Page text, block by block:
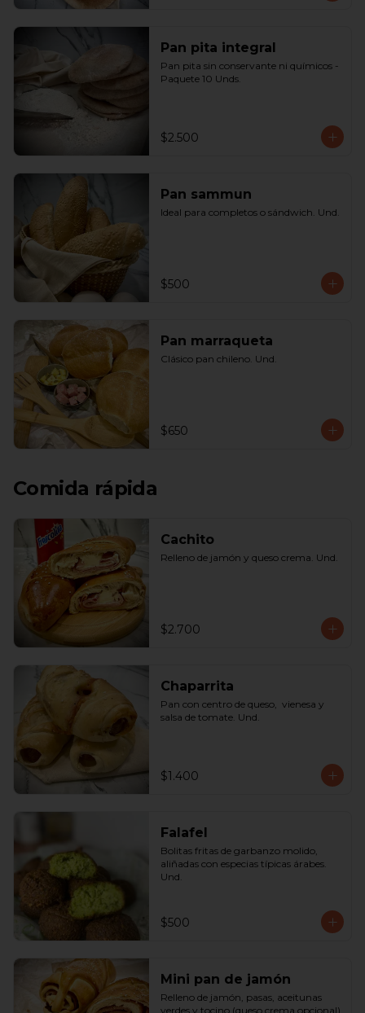
Pan pita integral
Pan pita sin conservante ni químicos -
Paquete 10 Unds.
$2.500
Pan sammun
Ideal para completos o sándwich. Und.
$500
Pan marraqueta
Clásico pan chileno. Und.
$650
Comida rápida
Cachito
Relleno de jamón y queso crema. Und.
$2.700
Chaparrita
Pan con centro de queso,  vienesa y
salsa de tomate. Und.
$1.400
Falafel
Bolitas fritas de garbanzo molido,
aliñadas con especias típicas árabes.
Und.
$500
Mini pan de jamón
Relleno de jamón, pasas, aceitunas
verdes y tocino (queso crema opcional)